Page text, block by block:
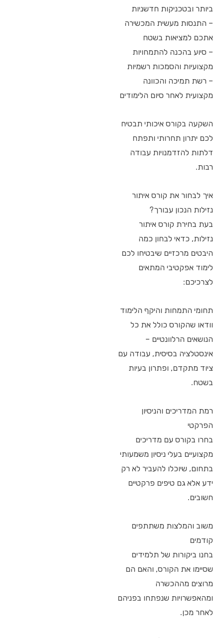
ביותר ובטכניקות חדשניות
– התנסות מעשית המכשירה
אתכם למציאות בשטח
– סיוע בהכנה להתמחויות
מקצועיות והסמכות רשמיות
– רשת תמיכה והכוונה
מקצועית לאחר סיום הלימודים
השקעה בקורס איכותי תבטיח
לכם יתרון תחרותי ותפתח
דלתות להזדמנויות עבודה
רבות.
איך לבחור את קורס איתור
נזילות הנכון עבורך?
בעת בחירת קורס איתור
נזילות, כדאי לבחון כמה
היבטים מרכזיים שיבטיחו לכם
לימוד אפקטיבי המתאים
לצרכיכם:
תחומי התמחות והיקף הלימוד
וודאו שהקורס כולל את כל
הנושאים הרלוונטיים –
אינסטלציה בסיסית, עבודה עם
ציוד מתקדם, ופתרון בעיות
בשטח.
רמת המדריכים והניסיון
הפרקטי
בחרו בקורס עם מדריכים
מקצועיים בעלי ניסיון משמעותי
בתחום, שיוכלו להעביר לא רק
ידע אלא גם טיפים פרקטיים
חשובים.
משוב והמלצות משתתפים
קודמים
בחנו ביקורות של תלמידים
שסיימו את הקורס, והאם הם
מרוצים מההכשרה
ומהאפשרויות שנפתחו בפניהם
לאחר מכן.